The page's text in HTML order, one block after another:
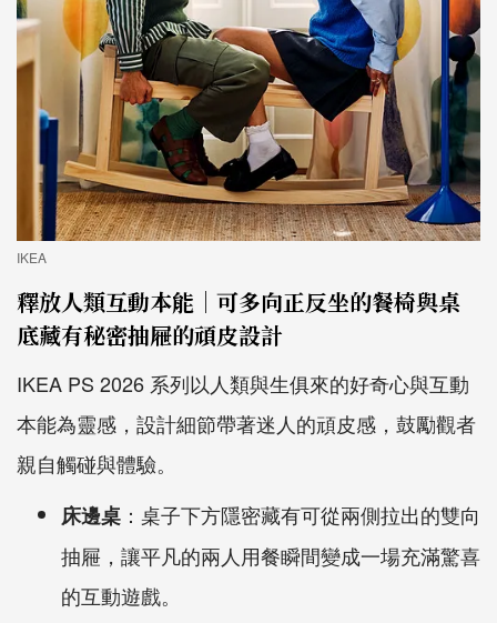
IKEA
釋放人類互動本能｜可多向正反坐的餐椅與桌
底藏有秘密抽屜的頑皮設計
IKEA PS 2026 系列以人類與生俱來的好奇心與互動
本能為靈感，設計細節帶著迷人的頑皮感，鼓勵觀者
親自觸碰與體驗。
床邊桌 ：桌子下方隱密藏有可從兩側拉出的雙向
抽屜，讓平凡的兩人用餐瞬間變成一場充滿驚喜
的互動遊戲。